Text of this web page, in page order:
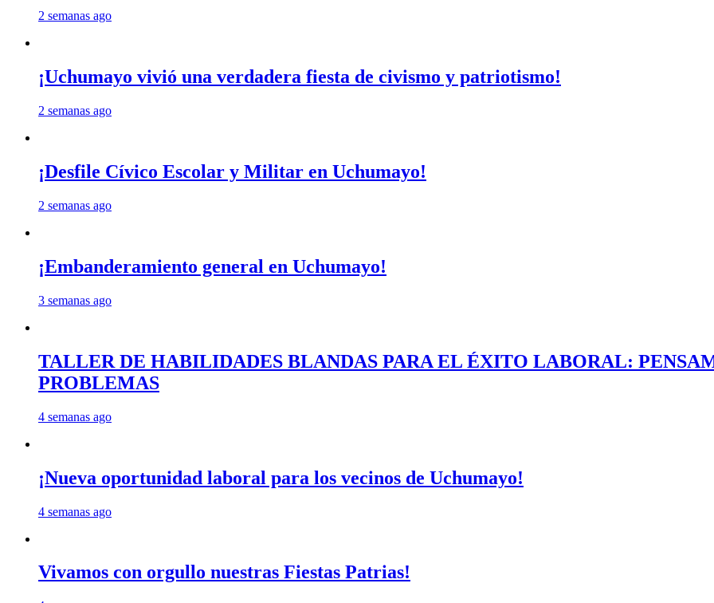
2 semanas ago
¡Uchumayo vivió una verdadera fiesta de civismo y patriotismo!
2 semanas ago
¡Desfile Cívico Escolar y Militar en Uchumayo!
2 semanas ago
¡Embanderamiento general en Uchumayo!
3 semanas ago
TALLER DE HABILIDADES BLANDAS PARA EL ÉXITO LABORAL:
PROBLEMAS
4 semanas ago
¡Nueva oportunidad laboral para los vecinos de Uchumayo!
4 semanas ago
Vivamos con orgullo nuestras Fiestas Patrias!